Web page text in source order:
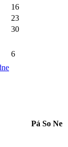
16
23
30
6
Pá So Ne